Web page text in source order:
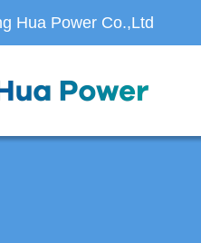
Hua Power Co.,Ltd